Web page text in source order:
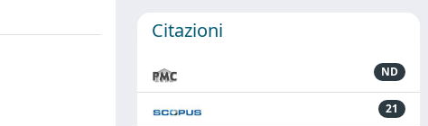
Citazioni
ND
21